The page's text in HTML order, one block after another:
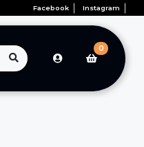
Facebook Instagram
0